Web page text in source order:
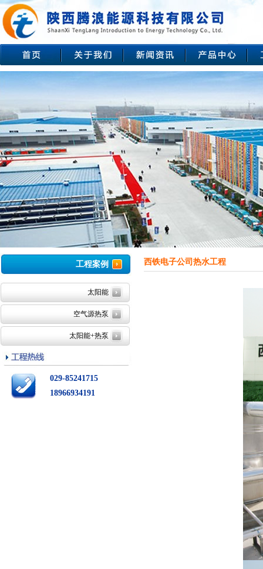
工程案例
太阳能
空气源热泵
太阳能+热泵
029-85241715
18966934191
西铁电子公司热水工程